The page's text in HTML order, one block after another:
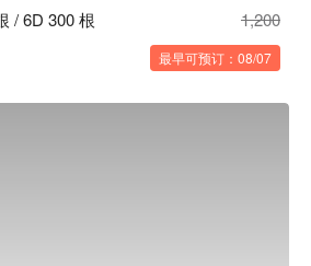
/ 6D 300 根
1,200
最早可预订：08/07